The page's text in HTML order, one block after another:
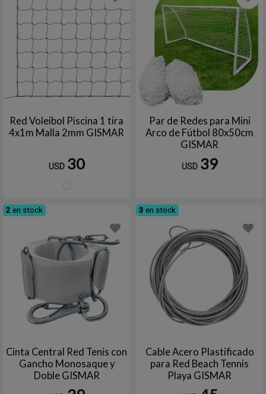
Red Voleibol Piscina 1 tira
4x1m Malla 2mm GISMAR
USD 30
Par de Redes para Mini
Arco de Fútbol 80x50cm
GISMAR
USD 39
2 en stock
Cinta Central Red Tenis con
Gancho Monosaque y
Doble GISMAR
3 en stock
Cable Acero Plastificado
para Red Beach Tennis
Playa GISMAR